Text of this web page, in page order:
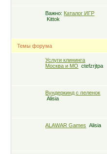
Важно: Каталог ИГР
Kittok
Темы форума
Услуги клининга
Москва и МО
ctefzrjtpa
Вундеркинд с пеленок
Alisia
ALAWAR Games
Alisia